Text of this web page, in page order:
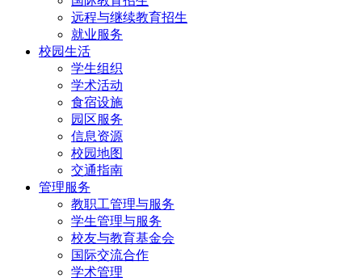
远程与继续教育招生
就业服务
校园生活
学生组织
学术活动
食宿设施
园区服务
信息资源
校园地图
交通指南
管理服务
教职工管理与服务
学生管理与服务
校友与教育基金会
国际交流合作
学术管理